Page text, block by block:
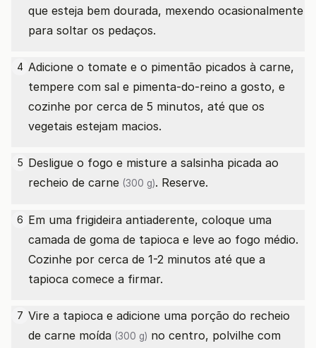
que esteja bem dourada, mexendo ocasionalmente
para soltar os pedaços.
4 Adicione o tomate e o pimentão picados à carne,
tempere com sal e pimenta-do-reino a gosto, e
cozinhe por cerca de 5 minutos, até que os
vegetais estejam macios.
5 Desligue o fogo e misture a salsinha picada ao
recheio de carne (300 g). Reserve.
6 Em uma frigideira antiaderente, coloque uma
camada de goma de tapioca e leve ao fogo médio.
Cozinhe por cerca de 1-2 minutos até que a
tapioca comece a firmar.
7 Vire a tapioca e adicione uma porção do recheio
de carne moída (300 g) no centro, polvilhe com